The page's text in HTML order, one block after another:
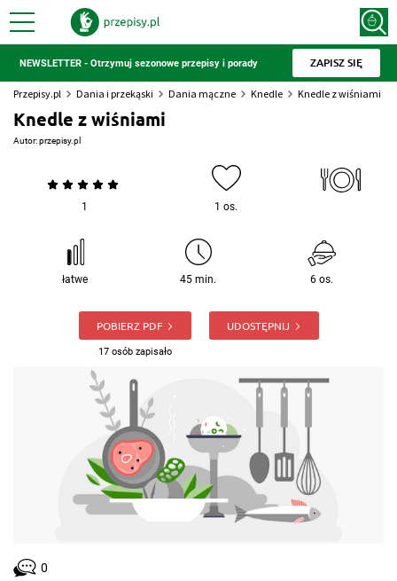
NEWSLETTER - Otrzymuj sezonowe przepisy i porady ZAPISZ SIĘ
Przepisy.pl Dania i przekąski Dania mączne Knedle Knedle z wiśniami
Knedle z wiśniami
Autor:przepisy.pl
1 1 os.
łatwe 45 min. 6 os.
POBIERZ PDF
17 osób zapisało
UDOSTĘPNIJ
0